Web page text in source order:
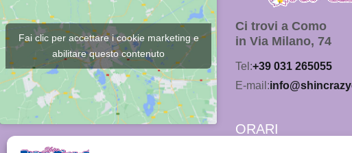
Fai clic per accettare i cookie marketing e
abilitare questo contenuto
Ci trovi a Como
in Via Milano, 74
Tel:+39 031 265055
E-mail:
ORARI